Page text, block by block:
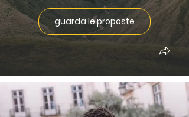
guarda le proposte